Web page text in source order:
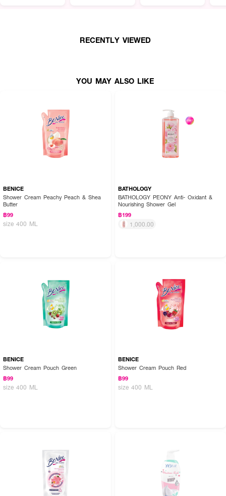
• ปราศจาก พาราเบน และ SLS
10-1-6600000930
• เทครีมอาบน้ำลงบนฝ่ามือหรือฟองน้ำ
RECENTLY VIEWED
YOU MAY ALSO LIKE
BENICE
Shower Cream Peachy Peach & Shea
Butter
฿99
size 400 ML
BATHOLOGY
BATHOLOGY PEONY Anti- Oxidant &
Nourishing Shower Gel
฿199
1,000.00
BENICE
Shower Cream Pouch Green
฿99
size 400 ML
BENICE
Shower Cream Pouch Red
฿99
size 400 ML